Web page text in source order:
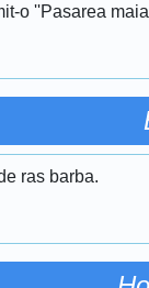
o ''Pasarea
ras barba.